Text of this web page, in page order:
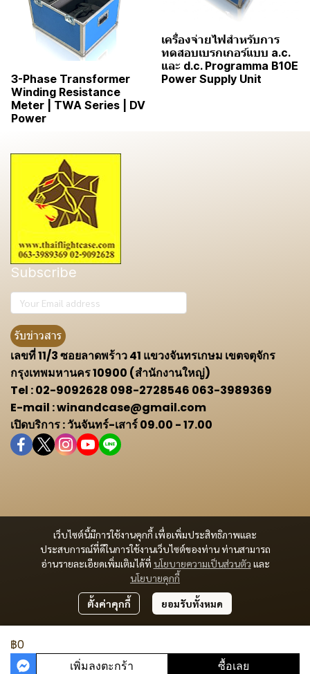
3-Phase Transformer
Winding Resistance
Meter | TWA Series | DV
Power
เครื่องจ่ายไฟสำหรับการ
ทดสอบเบรกเกอร์แบบ a.c.
และ d.c. Programma B10E
Power Supply Unit
฿0
เพิ่มลงตะกร้า
ซื้อเลย
เว็บไซต์นี้มีการใช้งานคุกกี้ เพื่อเพิ่มประสิทธิภาพและ
ประสบการณ์ที่ดีในการใช้งานเว็บไซต์ของท่าน ท่านสามารถ
อ่านรายละเอียดเพิ่มเติมได้ที่ นโยบายความเป็นส่วนตัว และ
นโยบายคุกกี้
ตั้งค่าคุกกี้ ยอมรับทั้งหมด
Subscribe
รับข่าวสาร
เลขที่ 11/3 ซอยลาดพร้าว 41 แขวงจันทรเกษม เขตจตุจักร
กรุงเทพมหานคร 10900 (สำนักงานใหญ่)
Tel : 02-9092628 098-2728546 063-3989369
E-mail : winandcase@gmail.com
เปิดบริการ : วันจันทร์-เสาร์ 09.00 - 17.00